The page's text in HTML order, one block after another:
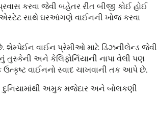
કરવા જેવી બહેતર રીત બીજી કોઈ હોઈ
એસ્ટેટ સાથે ઘરઆંગણે વાઈનની ખોજ કરવા
શેમ્પેઈન વાઈન પ્રેમીઓ માટે ડિઝનીલેન્ડ જેવી
અને કેલિફોર્નિયાની નાપા વેલી પણ
વાઈનનો સ્વાદ ચાખવાની તક આપે છે.
અમુક મજેદાર અને બોલકણી